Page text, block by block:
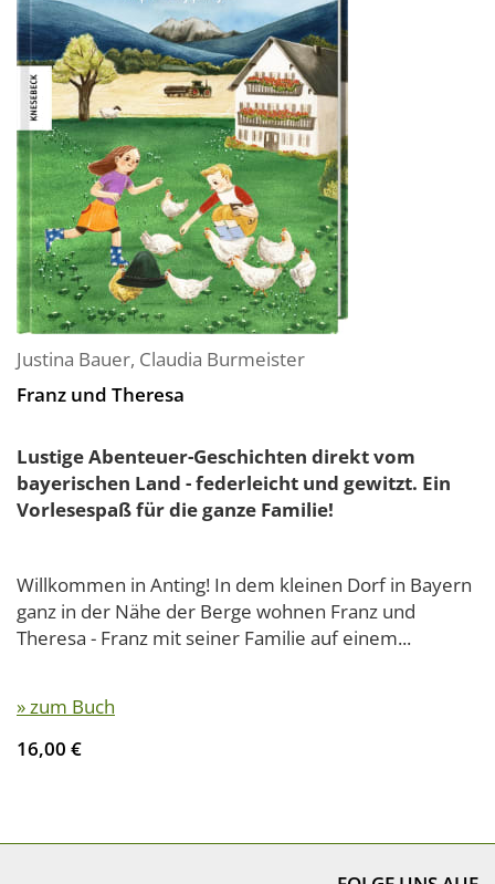
Justina Bauer, Claudia Burmeister
Franz und Theresa
Lustige Abenteuer-Geschichten direkt vom
bayerischen Land - federleicht und gewitzt. Ein
Vorlesespaß für die ganze Familie!
Willkommen in Anting! In dem kleinen Dorf in Bayern
ganz in der Nähe der Berge wohnen Franz und
Theresa - Franz mit seiner Familie auf einem...
» zum Buch
16,00 €